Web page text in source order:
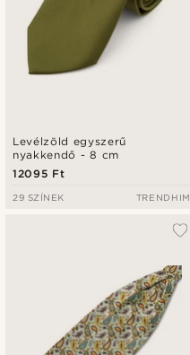
Levélzöld egyszerű
nyakkendő - 8 cm
12095 Ft
29 SZÍNEK TRENDHIM